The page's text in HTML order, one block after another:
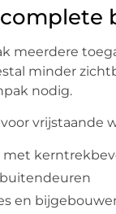
meerdere
minder
nodig.
vrijstaande
met
en